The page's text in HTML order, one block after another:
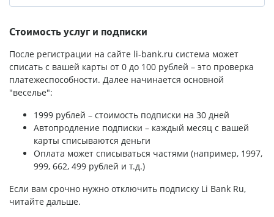
Стоимость услуг и подписки
После регистрации на сайте li-bank.ru система может
списать с вашей карты от 0 до 100 рублей – это проверка
платежеспособности. Далее начинается основной
"веселье":
1999 рублей – стоимость подписки на 30 дней
Автопродление подписки – каждый месяц с вашей
карты списываются деньги
Оплата может списываться частями (например, 1997,
999, 662, 499 рублей и т.д.)
Если вам срочно нужно отключить подписку Li Bank Ru,
читайте дальше.